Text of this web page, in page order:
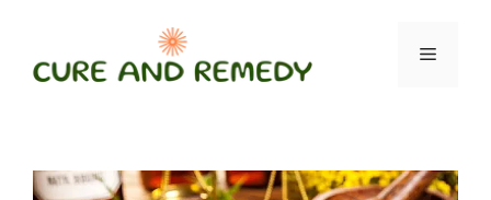
content
Menu